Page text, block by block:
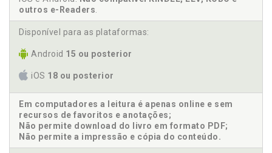
outros e-Readers
Disponível para as plataformas:
Android 15 ou posterior
iOS 18 ou posterior
Em computadores a leitura é apenas online e sem
recursos de favoritos e anotações;
Não permite download do livro em formato PDF;
Não permite a impressão e cópia do conteúdo.